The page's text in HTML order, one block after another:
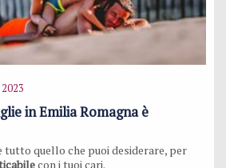
in Emilia Romagna è
tutto quello che puoi desiderare, per
con i tuoi cari.